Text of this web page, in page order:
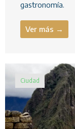
gastronomía.
Ver más →
Ciudad